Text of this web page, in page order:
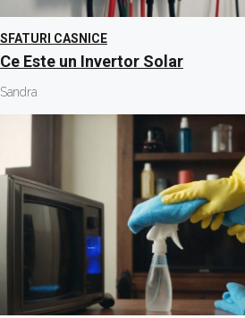
SFATURI CASNICE
Ce Este un Invertor Solar
Sandra